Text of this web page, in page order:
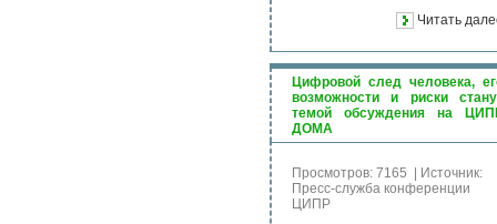
Читать
Цифровой след человека,
возможности и риски
темой обсуждения на
ДОМА
Просмотров: 7165
Источник:
Пресс-служба конференции
ЦИПР